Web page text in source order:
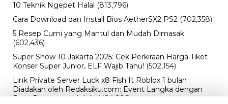
10 Teknik Ngepet Halal (813,796)
Cara Download dan Install Bios AetherSX2 PS2 (702,358)
5 Resep Cumi yang Mantul dan Mudah Dimasak
(602,436)
Super Show 10 Jakarta 2025: Cek Perkiraan Harga Tiket
Konser Super Junior, ELF Wajib Tahu! (502,154)
Link Private Server Luck x8 Fish It Roblox 1 bulan
Diadakan oleh Redaksiku.com: Event Langka dengan
Drop Rate yang Melejit (424,826)